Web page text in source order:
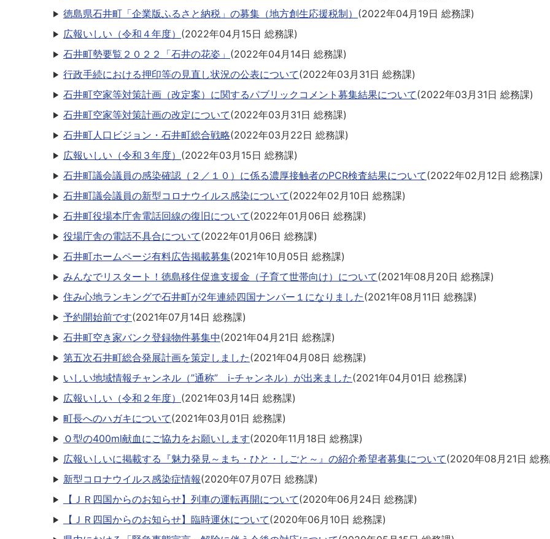
徳島県石井町「企業版ふるさと納税」の募集（地方創生応援税制） (2022年04月19日 総務課)
広報いしい（令和４年度） (2022年04月15日 総務課)
石井町勢要覧２０２２「石井の花姿」 (2022年04月14日 総務課)
行政手続における押印等の見直し状況の公表について(2022年03月31日 総務課)
石井町空家等対策計画（改定案）に関するパブリックコメント募集結果について(2022年03月31日 総務課)
石井町空家等対策計画の改定について(2022年03月31日 総務課)
石井町人口ビジョン・石井町総合戦略(2022年03月22日 総務課)
広報いしい（令和３年度） (2022年03月15日 総務課)
石井町議会議員の感染確認（２／１０）に係る濃厚接触者のPCR検査結果について(2022年02月12日 総務課)
石井町議会議員の新型コロナウイルス感染について(2022年02月10日 総務課)
石井町役場本庁舎電話回線の復旧について(2022年01月06日 総務課)
役場庁舎の電話不具合について(2022年01月06日 総務課)
石井町ホームページ有料広告掲載募集(2021年10月05日 総務課)
みんなでリスタート！徳島移住促進支援金（子育て世帯向け）について(2021年08月20日 総務課)
住み心地ランキングで石井町が2年連続四国ナンバー１になりました(2021年08月11日 総務課)
予約開始前です(2021年07月14日 総務課)
石井町空き家バンク登録物件募集中(2021年04月21日 総務課)
第五次石井町総合発展計画を策定しました(2021年04月08日 総務課)
いしい地域情報チャンネル（”通称” i-チャンネル）が出来ました(2021年04月01日 総務課)
広報いしい（令和２年度） (2021年03月14日 総務課)
町長へのハガキについて(2021年03月01日 総務課)
Ｏ型の400ml献血にご協力をお願いします(2020年11月18日 総務課)
広報いしいに掲載する『魅力発見～まち・ひと・しごと～』の紹介希望者募集について(2020年08月21日 総
新型コロナウイルス感染症情報(2020年07月07日 総務課)
【ＪＲ四国からのお知らせ】列車の運転再開について(2020年06月24日 総務課)
【ＪＲ四国からのお知らせ】臨時運休について(2020年06月10日 総務課)